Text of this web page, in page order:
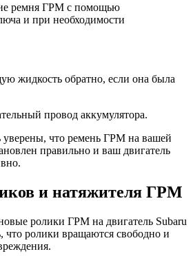
ремня ГРМ с помощью
и при необходимости
жидкость обратно, если она была
провод аккумулятора.
что ремень ГРМ на вашей
правильно и ваш двигатель
и натяжителя ГРМ
ролики ГРМ на двигатель Subaru
что ролики вращаются свободно и